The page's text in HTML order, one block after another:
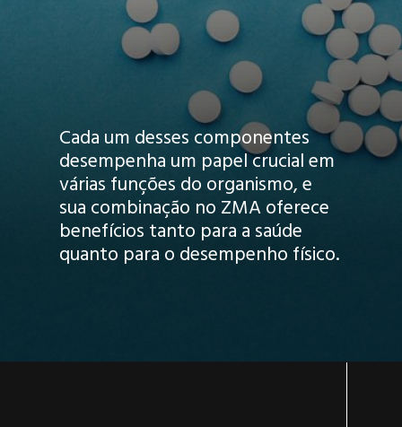
Cada um desses componentes
desempenha um papel crucial em
várias funções do organismo, e
sua combinação no ZMA oferece
benefícios tanto para a saúde
quanto para o desempenho físico.